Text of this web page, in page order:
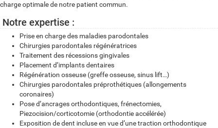
charge optimale de notre patient commun.
Notre expertise :
Prise en charge des maladies parodontales
Chirurgies parodontales régénératrices
Traitement des récessions gingivales
Placement d’implants dentaires
Régénération osseuse (greffe osseuse, sinus lift…)
Chirurgies parodontales préprothétiques (allongements
coronaires)
Pose d’ancrages orthodontiques, frénectomies,
Piezocision/corticotomie (orthodontie accélérée)
Exposition de dent incluse en vue d’une traction orthodontique